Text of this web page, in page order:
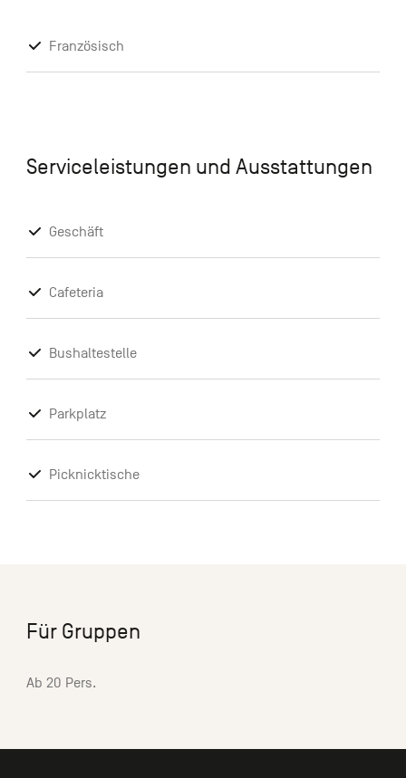
Französisch
Serviceleistungen und Ausstattungen
Geschäft
Cafeteria
Bushaltestelle
Parkplatz
Picknicktische
Für Gruppen
Ab 20 Pers.